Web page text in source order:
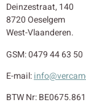
Deinzestraat, 140
8720 Oeselgem
West-Vlaanderen.
GSM: 0479 44 63 50
E-mail:
BTW Nr: